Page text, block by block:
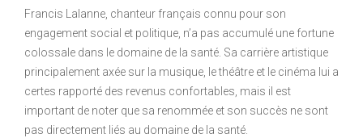
Francis Lalanne, chanteur français connu pour son
engagement social et politique, n’a pas accumulé une fortune
colossale dans le domaine de la santé. Sa carrière artistique
principalement axée sur la musique, le théâtre et le cinéma lui a
certes rapporté des revenus confortables, mais il est
important de noter que sa renommée et son succès ne sont
pas directement liés au domaine de la santé.